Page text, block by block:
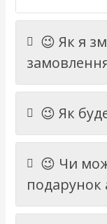
😉 Як я
😉 Як
😉 Чи
подарунок